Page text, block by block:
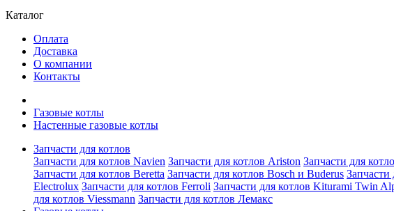
Каталог
Оплата
Доставка
О компании
Контакты
Газовые котлы
Настенные газовые котлы
Запчасти для котлов
Запчасти для котлов Navien Запчасти для котлов Ariston Запчасти для
Запчасти для котлов Beretta Запчасти для котлов Bosch и Buderus Запчасти
Electrolux Запчасти для котлов Ferroli Запчасти для котлов Kiturami Twin
для котлов Viessmann Запчасти для котлов Лемакс